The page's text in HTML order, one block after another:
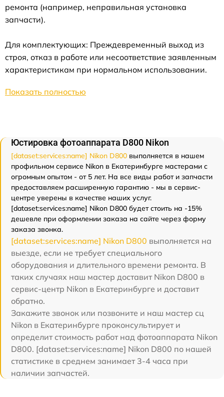
ремонта (например, неправильная установка
запчасти).
Для комплектующих: Преждевременный выход из
строя, отказ в работе или несоответствие заявленным
характеристикам при нормальном использовании.
Показать полностью
Юстировка фотоаппарата D800 Nikon
[dataset:services:name] Nikon D800 выполняется в нашем
профильном сервисе Nikon в Екатеринбурге мастерами с
огромным опытом - от 5 лет. На все виды работ и запчасти
предоставляем расширенную гарантию - мы в сервис-
центре уверены в качестве наших услуг.
[dataset:services:name] Nikon D800 будет стоить на -15%
дешевле при оформлении заказа на сайте через форму
заказа звонка.
[dataset:services:name] Nikon D800 выполняется на
выезде, если не требует специального
оборудования и длительного времени ремонта. В
таких случаях наш мастер доставит Nikon D800 в
сервис-центр Nikon в Екатеринбурге и доставит
обратно.
Закажите звонок или позвоните и наш мастер сц
Nikon в Екатеринбурге проконсультирует и
определит стоимость работ над фотоаппарата Nikon
D800. [dataset:services:name] Nikon D800 по нашей
статистике в среднем занимает 3-4 часа при
наличии запчастей.